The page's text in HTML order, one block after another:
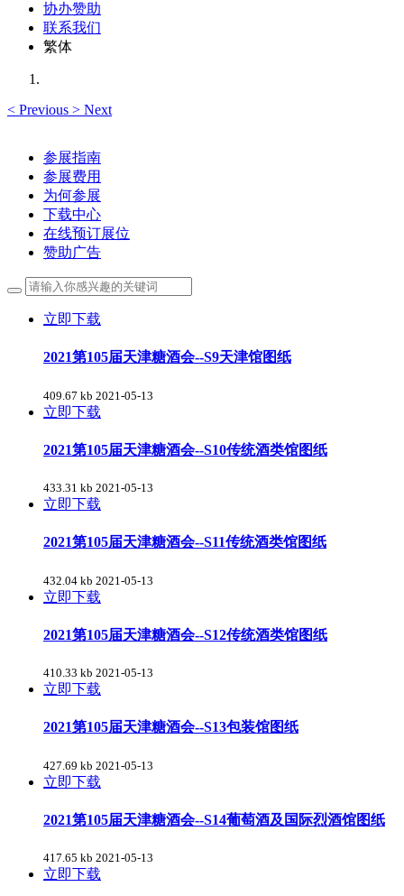
协办赞助
联系我们
繁体
< Previous > Next
参展指南
参展费用
为何参展
下载中心
在线预订展位
赞助广告
立即下载
2021第105届天津糖酒会--S9天津馆图纸
409.67 kb 2021-05-13
立即下载
2021第105届天津糖酒会--S10传统酒类馆图纸
433.31 kb 2021-05-13
立即下载
2021第105届天津糖酒会--S11传统酒类馆图纸
432.04 kb 2021-05-13
立即下载
2021第105届天津糖酒会--S12传统酒类馆图纸
410.33 kb 2021-05-13
立即下载
2021第105届天津糖酒会--S13包装馆图纸
427.69 kb 2021-05-13
立即下载
2021第105届天津糖酒会--S14葡萄酒及国际烈酒馆图纸
417.65 kb 2021-05-13
立即下载